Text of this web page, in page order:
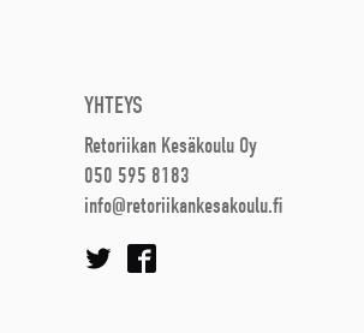
YHTEYS
Retoriikan Kesäkoulu Oy
050 595 8183
info@retoriikankesakoulu.fi